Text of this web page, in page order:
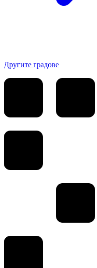
Другите градове